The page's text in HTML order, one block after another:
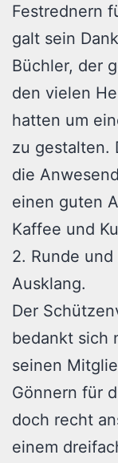
Festrednern
galt sein
Büchler, der
den vielen
hatten um
zu gestalten.
die
einen guten
Kaffee und
2. Runde
Ausklang.
Der
bedankt sich
seinen
Gönnern für
doch recht
einem